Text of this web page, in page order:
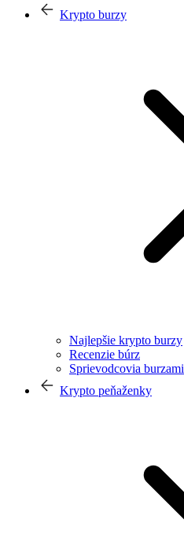
Krypto burzy
Najlepšie krypto burzy
Recenzie búrz
Sprievodcovia burzami
Krypto peňaženky